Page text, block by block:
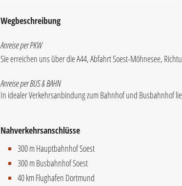
Wegbeschreibung
Anreise per PKW
Sie erreichen uns über die A44, Abfahrt Soest-Möhnesee,
Anreise per BUS & BAHN
In idealer Verkehrsanbindung zum Bahnhof und Busbahnhof
Nahverkehrsanschlüsse
300 m Hauptbahnhof Soest
300 m Busbahnhof Soest
40 km Flughafen Dortmund